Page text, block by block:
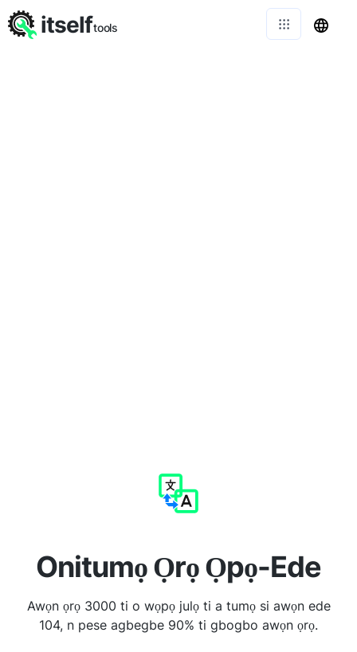
Onitumọ Ọrọ Ọpọ-Ede
Awọn ọrọ 3000 ti o wọpọ julọ ti a tumọ si awọn ede
104, n pese agbegbe 90% ti gbogbo awọn ọrọ.
itselftools